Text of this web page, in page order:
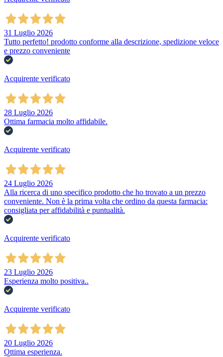
31 Luglio 2026
Tutto perfetto! prodotto conforme alla descrizione, spedizione veloce
e prezzo conveniente
Acquirente verificato
28 Luglio 2026
Ottima farmacia molto affidabile.
Acquirente verificato
24 Luglio 2026
Alla ricerca di uno specifico prodotto che ho trovato a un prezzo
conveniente. Non è la prima volta che ordino da questa farmacia:
consigliata per affidabilità e puntualità.
Acquirente verificato
23 Luglio 2026
Esperienza molto positiva..
Acquirente verificato
20 Luglio 2026
Ottima esperienza.